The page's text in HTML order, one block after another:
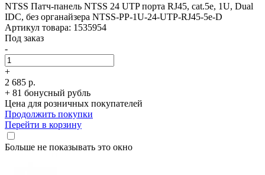
NTSS Патч-панель NTSS 24 UTP порта RJ45, cat.5е, 1U, Dual
IDC, без органайзера NTSS-PP-1U-24-UTP-RJ45-5e-D
Артикул товара: 1535954
Под заказ
-
+
2 685 р.
+ 81 бонусный рубль
Цена для розничных покупателей
Продолжить покупки
Перейти в корзину
Больше не показывать это окно